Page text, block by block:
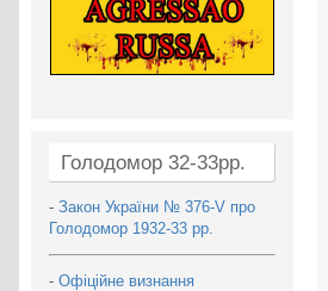
Голодомор 32-33рр.
- Закон України № 376-V про
Голодомор 1932-33 рр.
- Офіційне визнання